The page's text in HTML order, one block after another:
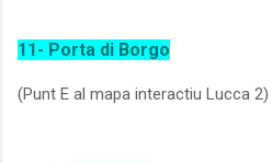
11- Porta di Borgo
(Punt E al mapa interactiu Lucca 2)